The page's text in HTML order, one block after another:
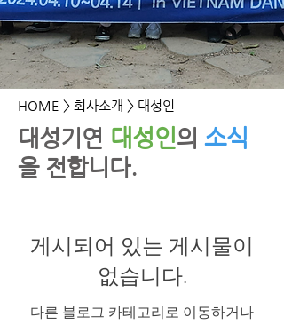
HOME > 회사소개 > 대성인
​대성기연 대성인의 소식
을 전합니다.
게시되어 있는 게시물이
없습니다.
다른 블로그 카테고리로 이동하거나